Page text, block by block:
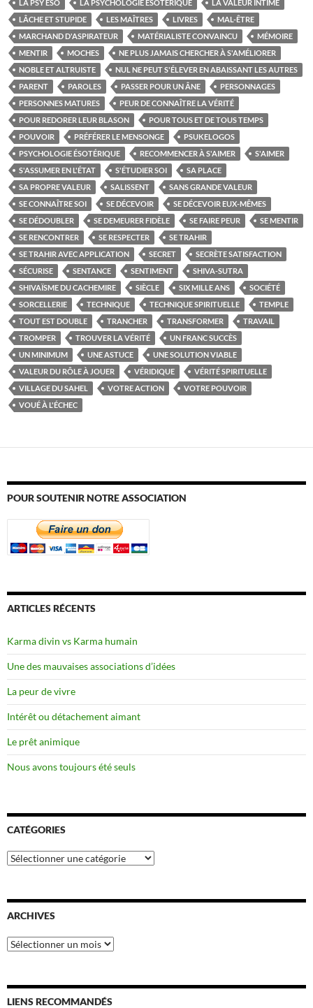
LA PSY ÉSO LA PSYCHOLOGIE ÉSOTÉRIQUE
LA VALEUR INTIME
LÂCHE ET STUPIDE
LES MAÎTRES LIVRES
MAL-ÊTRE
MARCHAND D'ASPIRATEUR
MATÉRIALISTE CONVAINCU
MÉMOIRE
MENTIR
MOCHES
NE PLUS JAMAIS CHERCHER À S'AMÉLIORER
NOBLE ET ALTRUISTE
NUL NE PEUT S'ÉLEVER EN ABAISSANT LES AUTRES
PARENT
PAROLES PASSER POUR UN ÂNE
PERSONNAGES
PERSONNES MATURES
PEUR DE CONNAÎTRE LA VÉRITÉ
POUR REDORER LEUR BLASON
POUR TOUS ET DE TOUS TEMPS
POUVOIR
PRÉFÉRER LE MENSONGE
PSUKELOGOS
PSYCHOLOGIE ÉSOTÉRIQUE
RECOMMENCER À S'AIMER
S'AIMER
S'ASSUMER EN L'ÉTAT
S'ÉTUDIER SOI
SA PLACE
SA PROPRE VALEUR
SALISSENT
SANS GRANDE VALEUR
SE CONNAÎTRE SOI
SE DÉCEVOIR
SE DÉCEVOIR EUX-MÊMES
SE DÉDOUBLER
SE DEMEURER FIDÈLE SE FAIRE PEUR
SE MENTIR
SE RENCONTRER
SE RESPECTER
SE TRAHIR
SE TRAHIR AVEC APPLICATION
SECRET
SECRÈTE SATISFACTION
SÉCURISE
SENTANCE SENTIMENT
SHIVA-SUTRA
SHIVAÏSME DU CACHEMIRE
SIÈCLE SIX MILLE ANS
SOCIÉTÉ
SORCELLERIE
TECHNIQUE TECHNIQUE SPIRITUELLE
TEMPLE
TOUT EST DOUBLE
TRANCHER TRANSFORMER
TRAVAIL
TROMPER
TROUVER LA VÉRITÉ
UN FRANC SUCCÈS
UN MINIMUM
UNE ASTUCE
UNE SOLUTION VIABLE
VALEUR DU RÔLE À JOUER
VÉRIDIQUE
VÉRITÉ SPIRITUELLE
VILLAGE DU SAHEL
VOTRE ACTION
VOTRE POUVOIR
VOUÉ À L'ÉCHEC
POUR SOUTENIR NOTRE ASSOCIATION
ARTICLES RÉCENTS
Karma divin vs Karma humain
Une des mauvaises associations d’idées
La peur de vivre
Intérêt ou détachement aimant
Le prêt animique
Nous avons toujours été seuls
CATÉGORIES
Catégories
ARCHIVES
Archives
LIENS RECOMMANDÉS